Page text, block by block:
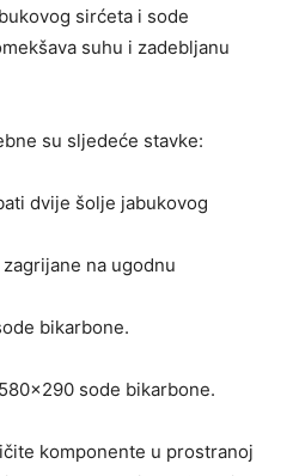
sirćeta i sode
suhu i zadebljanu
su sljedeće stavke:
dvije šolje jabukovog
na ugodnu
bikarbone.
sode bikarbone.
komponente u prostranoj